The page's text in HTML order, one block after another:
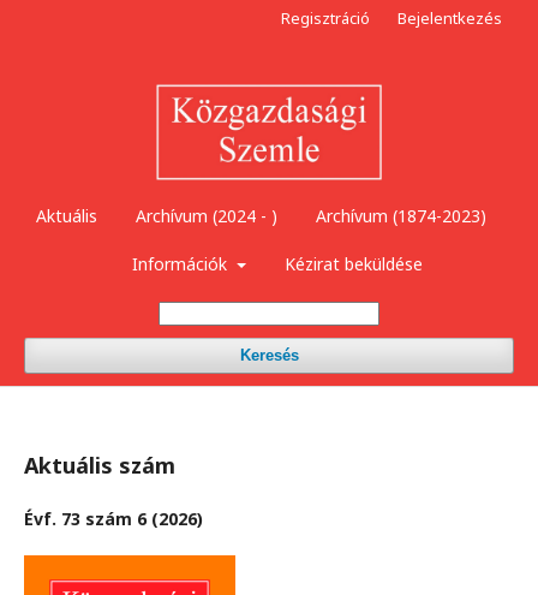
Aktuális Archívum (2024 - ) Archívum (1874-2023)
Információk Kézirat beküldése
Keresés
Regisztráció Bejelentkezés
Aktuális szám
Évf. 73 szám 6 (2026)